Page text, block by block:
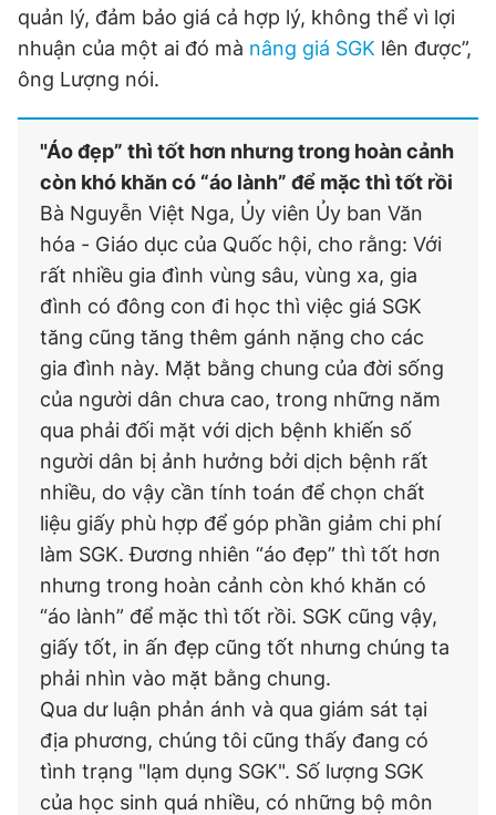
quản lý, đảm bảo giá cả hợp lý, không thể vì lợi
nhuận của một ai đó mà nâng giá SGK lên được”,
ông Lượng nói.
"Áo đẹp” thì tốt hơn nhưng trong hoàn cảnh
còn khó khăn có “áo lành” để mặc thì tốt rồi
Bà Nguyễn Việt Nga, Ủy viên Ủy ban Văn
hóa - Giáo dục của Quốc hội, cho rằng: Với
rất nhiều gia đình vùng sâu, vùng xa, gia
đình có đông con đi học thì việc giá SGK
tăng cũng tăng thêm gánh nặng cho các
gia đình này. Mặt bằng chung của đời sống
của người dân chưa cao, trong những năm
qua phải đối mặt với dịch bệnh khiến số
người dân bị ảnh hưởng bởi dịch bệnh rất
nhiều, do vậy cần tính toán để chọn chất
liệu giấy phù hợp để góp phần giảm chi phí
làm SGK. Đương nhiên “áo đẹp” thì tốt hơn
nhưng trong hoàn cảnh còn khó khăn có
“áo lành” để mặc thì tốt rồi. SGK cũng vậy,
giấy tốt, in ấn đẹp cũng tốt nhưng chúng ta
phải nhìn vào mặt bằng chung.
Qua dư luận phản ánh và qua giám sát tại
địa phương, chúng tôi cũng thấy đang có
tình trạng "lạm dụng SGK". Số lượng SGK
của học sinh quá nhiều, có những bộ môn